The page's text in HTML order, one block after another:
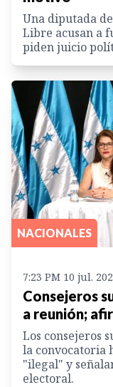
Una diputada
Libre acusan a
piden juicio
NACIONALES
7:23 PM 10 jul.
Consejeros
a reunión;
Los consejeros
la convocatoria
"ilegal" y
electoral.